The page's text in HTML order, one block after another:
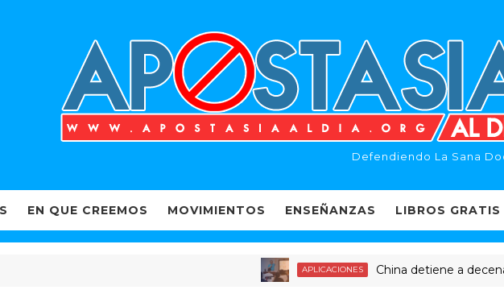
Defendiendo La Sana
EN QUE CREEMOS MOVIMIENTOS ENSEÑANZAS LIBROS GRATIS
APLICACIONES China detiene a decenas de